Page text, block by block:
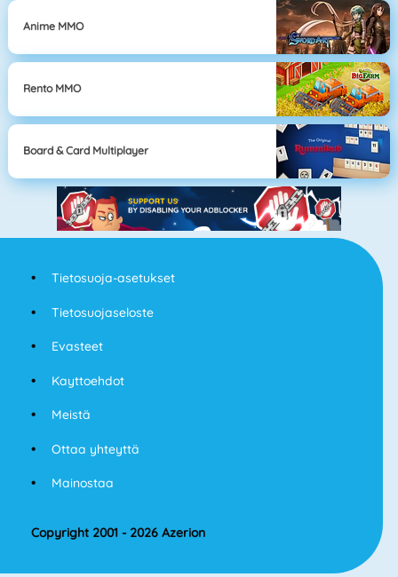
Anime MMO
Rento MMO
Board & Card Multiplayer
Tietosuoja-asetukset
Tietosuojaseloste
Evasteet
Kayttoehdot
Meistä
Ottaa yhteyttä
Mainostaa
Copyright 2001 - 2026 Azerion